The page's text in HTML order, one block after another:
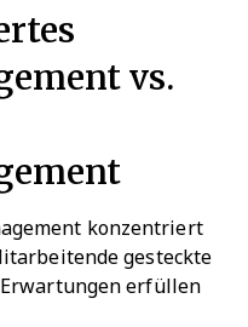
vs.
konzentriert
gesteckte
erfüllen